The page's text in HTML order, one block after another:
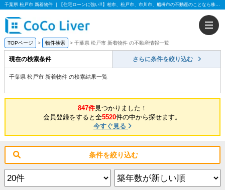
千葉県 松戸市 新着物件 ｜【住宅ローンに強い!!】柏市、松戸市、市川市、船橋市の不動産のことなら株式会社ココリバー
TOPページ 物件検索 千葉県 松戸市 新着物件 の不動産情報一覧
現在の検索条件 さらに条件を絞り込む
千葉県 松戸市 新着物件 の検索結果一覧
847件見つかりました！
会員登録をすると全5520件の中から探せます。
今すぐ見る
条件を絞り込む